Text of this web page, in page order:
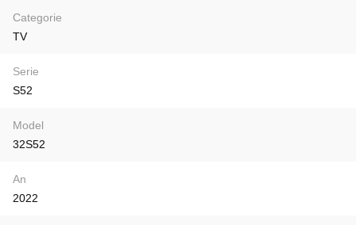
Categorie
TV
Serie
S52
Model
32S52
An
2022